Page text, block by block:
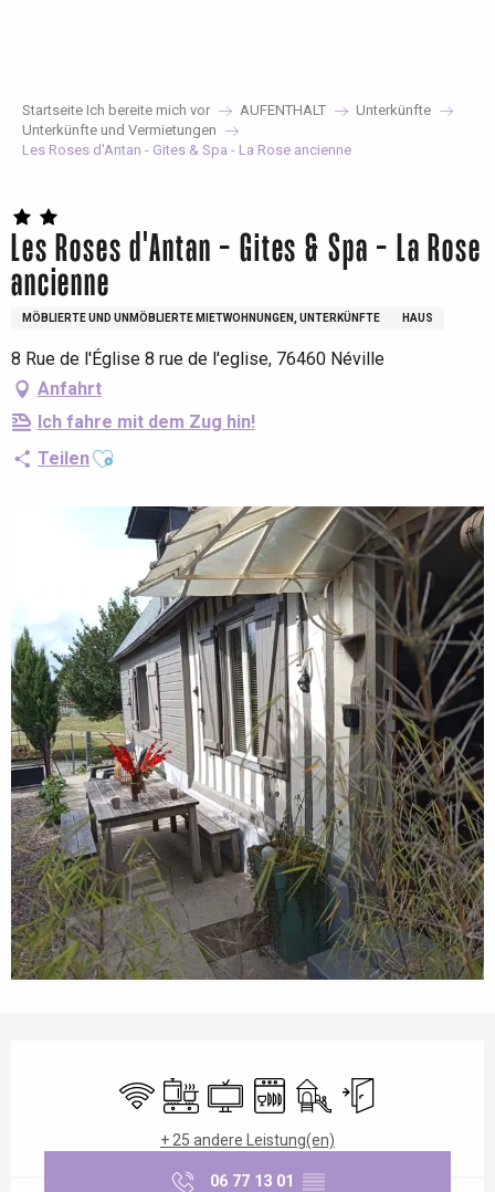
Startseite Ich bereite mich vor AUFENTHALT
Unterkünfte
Unterkünfte und Vermietungen
Les Roses d'Antan - Gites & Spa - La Rose ancienne
Les Roses d'Antan - Gites & Spa - La Rose
ancienne
MÖBLIERTE UND UNMÖBLIERTE MIETWOHNUNGEN, UNTERKÜNFTE HAUS
8 Rue de l'Église 8 rue de l'eglise, 76460 Néville
Anfahrt
Ich fahre mit dem Zug hin!
TeilenAjouter aux favoris
Wi-Fi KochplatteFernsehenGeschirrspülmaschine
Spiele für Kinder /
Unabhängiger
+ 25 andere Leistung(en)
06 77 13 01 ▒▒